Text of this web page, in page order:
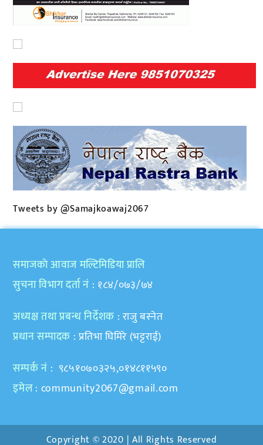
Tweets by @Samajkoawaj2067
समाजकाे आवाज मल्टिमिडिया प्रालि
सुचना विभाग दर्ता नं : १८४/०७३/७४
अध्यक्ष तथा प्रबन्ध निर्देशक : राजु बस्नेत
प्रधान सम्पादक : प्रतिभा घिमिरे (भट्टराई)
सम्पर्क नं : ९८५१०७०३२५,०१४८११५९०
इमेल: community2067@gmail.com
Copyright © 2020 | All Rights Reserved